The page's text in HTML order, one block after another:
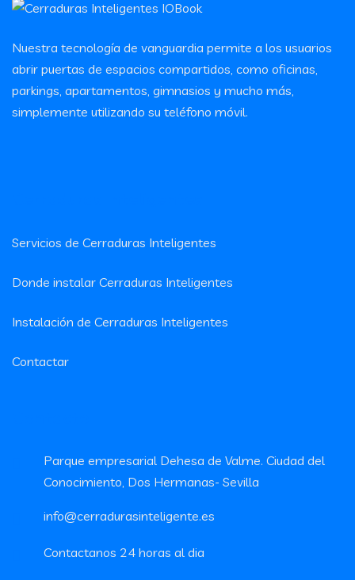
Nuestra tecnología de vanguardia permite a los usuarios
abrir puertas de espacios compartidos, como oficinas,
parkings, apartamentos, gimnasios y mucho más,
simplemente utilizando su teléfono móvil.
Servicios de Cerraduras Inteligentes
Donde instalar Cerraduras Inteligentes
Instalación de Cerraduras Inteligentes
Contactar
Parque empresarial Dehesa de Valme. Ciudad del
Conocimiento, Dos Hermanas- Sevilla
info@cerradurasinteligente.es
Contactanos 24 horas al dia